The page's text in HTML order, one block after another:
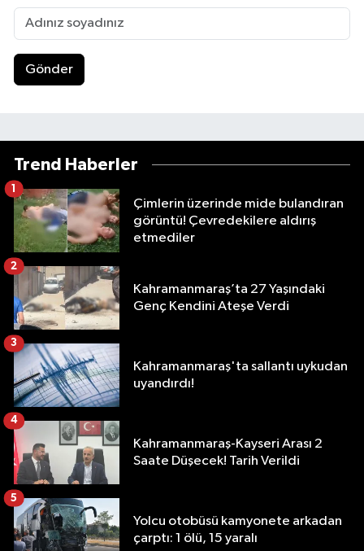
Gönder
Trend Haberler
Çimlerin üzerinde mide bulandıran
görüntü! Çevredekilere aldırış
etmediler
1
Kahramanmaraş’ta 27 Yaşındaki
Genç Kendini Ateşe Verdi
2
Kahramanmaraş'ta sallantı uykudan
uyandırdı!
3
Kahramanmaraş-Kayseri Arası 2
Saate Düşecek! Tarih Verildi
4
Yolcu otobüsü kamyonete arkadan
çarptı: 1 ölü, 15 yaralı
5